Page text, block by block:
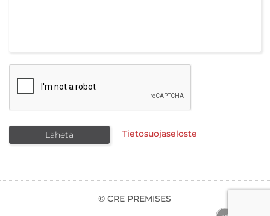
Tietosuojaseloste
© CRE PREMISES